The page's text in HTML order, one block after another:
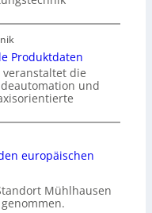
Produktdaten
veranstaltet die
und
europäischen
Mühlhausen